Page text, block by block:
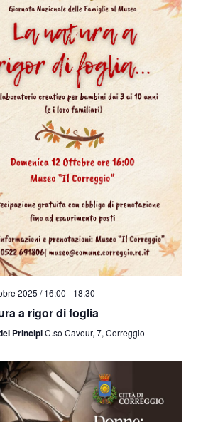
2025 / 16:00 - 18:30
a rigor di foglia
PrincipiC.so Cavour, 7, Correggio